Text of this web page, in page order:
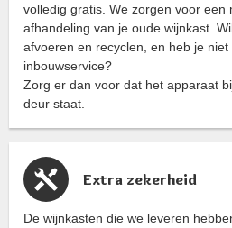
volledig gratis. We zorgen voor een
afhandeling van je oude wijnkast.
afvoeren en recyclen, en heb je
inbouwservice?
Zorg er dan voor dat het apparaat
deur staat.
Extra zekerheid
De wijnkasten die we leveren